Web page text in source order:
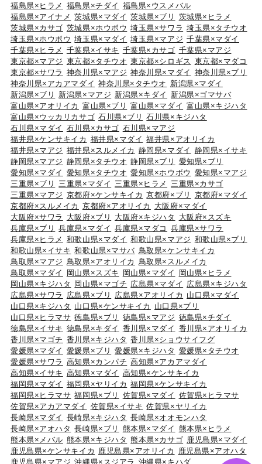
福島県×ヒラメ 福島県×チダイ 福島県×ウスメバル
福島県×アイナメ 茨城県×マダイ 茨城県×ブリ
茨城県×ヒラメ
茨城県×カサゴ 茨城県×ホウボウ 埼玉県×サワラ 埼玉県×タチウオ
埼玉県×ホウボウ 埼玉県×マダイ 埼玉県×マアジ 千葉県×マダイ
千葉県×ヒラメ 千葉県×イサキ 千葉県×カサゴ 千葉県×マアジ
東京都×マアジ 東京都×タチウオ 東京都×シロギス 東京都×マダコ
東京都×サワラ 神奈川県×マアジ 神奈川県×マダイ 神奈川県×ブリ
神奈川県×アカアマダイ 神奈川県×タチウオ 新潟県×マダイ
新潟県×ブリ
新潟県×マアジ 新潟県×キダイ
新潟県×ゴマサバ
富山県×アオリイカ 富山県×ブリ 富山県×マダイ 富山県×キジハタ
富山県×ウッカリカサゴ 石川県×ブリ
石川県×キジハタ
石川県×マダイ 石川県×カサゴ 石川県×マアジ
福井県×ケンサキイカ 福井県×マダイ 福井県×アオリイカ
福井県×マアジ 福井県×スルメイカ 静岡県×マダイ 静岡県×イサキ
静岡県×マアジ 静岡県×タチウオ 静岡県×ブリ
愛知県×ブリ
愛知県×マダイ 愛知県×タチウオ 愛知県×ホウボウ 愛知県×マアジ
三重県×ブリ
三重県×マダイ 三重県×ヒラメ
三重県×カサゴ
三重県×マアジ 京都府×ケンサキイカ 京都府×ブリ
京都府×マダイ
京都府×スルメイカ 京都府×アオリイカ
大阪府×マダイ
大阪府×サワラ
大阪府×ブリ 大阪府×キジハタ
大阪府×スズキ
兵庫県×ブリ
兵庫県×マダイ 兵庫県×マダコ
兵庫県×サワラ
兵庫県×ヒラメ 和歌山県×マダイ 和歌山県×マアジ 和歌山県×ブリ
和歌山県×イサキ 和歌山県×マサバ 鳥取県×ケンサキイカ
鳥取県×マアジ 鳥取県×アオリイカ
鳥取県×スルメイカ
鳥取県×マダイ
岡山県×スズキ 岡山県×マダイ
岡山県×ヒラメ
岡山県×キジハタ
岡山県×マゴチ 広島県×マダイ 広島県×キジハタ
広島県×サワラ
広島県×ブリ 広島県×アオリイカ 山口県×マダイ
山口県×キジハタ 山口県×ケンサキイカ
山口県×ブリ
山口県×ヒラマサ 徳島県×ブリ 徳島県×マアジ 徳島県×チダイ
徳島県×イサキ 徳島県×キダイ 香川県×マダイ 香川県×アオリイカ
香川県×マゴチ 香川県×キジハタ 香川県×ショウサイフグ
愛媛県×マダイ 愛媛県×ブリ 愛媛県×キジハタ 愛媛県×タチウオ
愛媛県×サワラ 高知県×カンパチ 高知県×アカアマダイ
高知県×イサキ 高知県×マダイ 高知県×ケンサキイカ
福岡県×マダイ 福岡県×ヤリイカ 福岡県×ケンサキイカ
福岡県×ヒラマサ 福岡県×ブリ 佐賀県×マダイ 佐賀県×ヒラマサ
佐賀県×アカアマダイ 佐賀県×イサキ 佐賀県×ヤリイカ
長崎県×マダイ 長崎県×キジハタ 長崎県×オオモンハタ
長崎県×アオハタ 長崎県×ブリ 熊本県×マダイ 熊本県×ヒラメ
熊本県×メバル 熊本県×キジハタ 熊本県×カサゴ 鹿児島県×マダイ
鹿児島県×ケンサキイカ
鹿児島県×アオリイカ
鹿児島県×アオハタ
鹿児島県×マアジ 沖縄県×スジアラ 沖縄県×キハダ